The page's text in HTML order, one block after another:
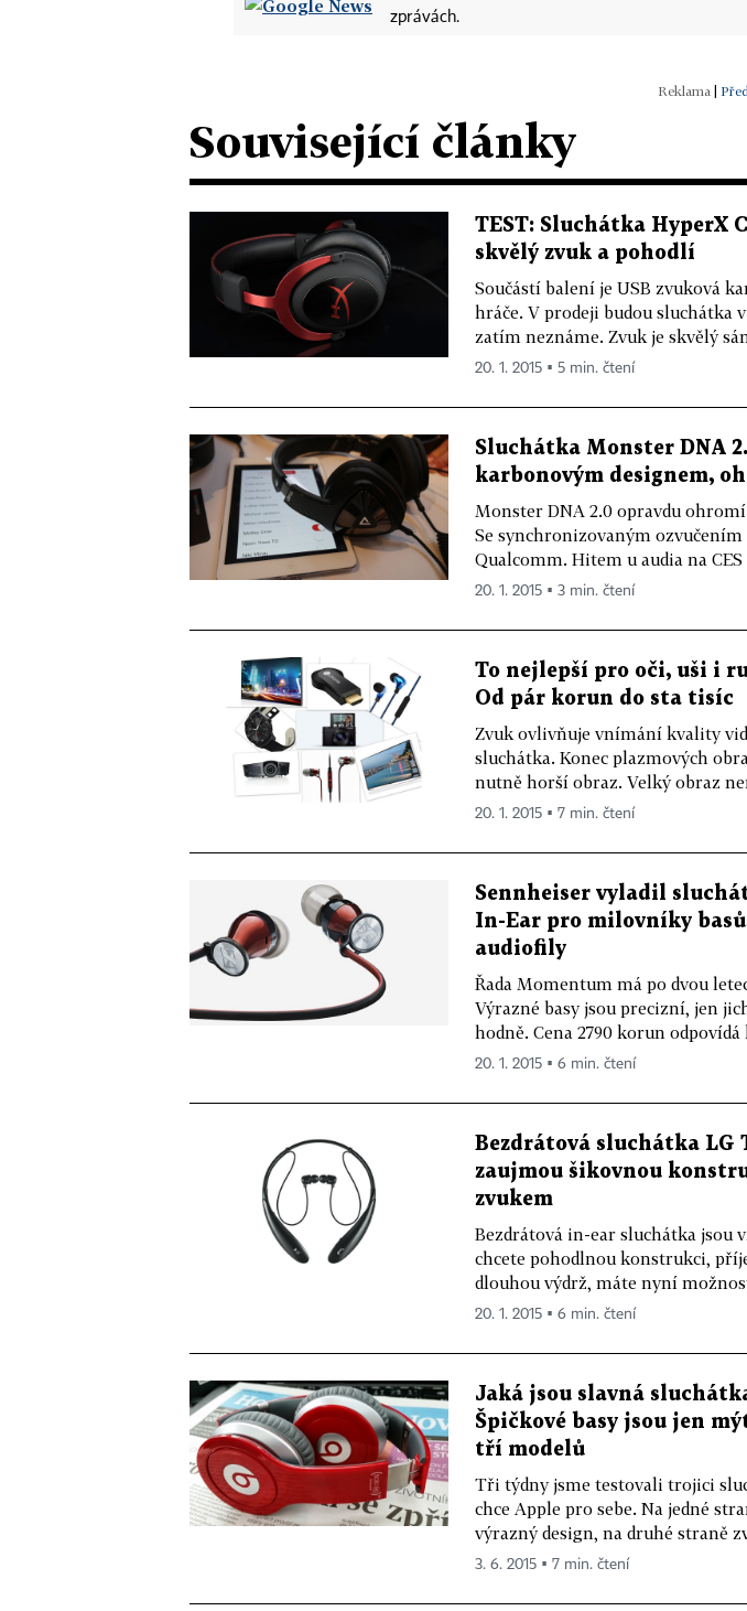
zprávách.
|
Související články
TEST: Sluchátka HyperX
skvělý zvuk a pohodlí
Součástí balení je USB zvuková
hráče. V prodeji budou sluchátka
zatím neznáme. Zvuk je skvělý
20. 1. 2015 ▪ 5 min. čtení
Sluchátka Monster DNA
karbonovým designem,
Monster DNA 2.0 opravdu
Se synchronizovaným
Qualcomm. Hitem u audia na CES
20. 1. 2015 ▪ 3 min. čtení
To nejlepší pro oči, uši i
Od pár korun do sta tisíc
Zvuk ovlivňuje vnímání kvality
sluchátka. Konec plazmových
nutně horší obraz. Velký obraz
20. 1. 2015 ▪ 7 min. čtení
Sennheiser vyladil
In-Ear pro milovníky
audiofily
Řada Momentum má po dvou
Výrazné basy jsou precizní, jen
hodně. Cena 2790 korun odpovídá
20. 1. 2015 ▪ 6 min. čtení
Bezdrátová sluchátka LG
zaujmou šikovnou
zvukem
Bezdrátová in-ear sluchátka jsou
chcete pohodlnou konstrukci,
dlouhou výdrž, máte nyní
20. 1. 2015 ▪ 6 min. čtení
Jaká jsou slavná
Špičkové basy jsou jen
tří modelů
Tři týdny jsme testovali trojici
chce Apple pro sebe. Na jedné
výrazný design, na druhé straně
3. 6. 2015 ▪ 7 min. čtení